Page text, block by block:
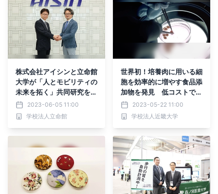
株式会社アイシンと立命館
大学が「人とモビリティの
未来を拓く」共同研究を開
始
2023-06-05 11:00
学校法人立命館
世界初！培養肉に用いる細
胞を効率的に増やす食品添
加物を発見 低コストで環
境負荷が少ない培養肉の生
産技術確立に期待
2023-05-22 11:00
学校法人近畿大学